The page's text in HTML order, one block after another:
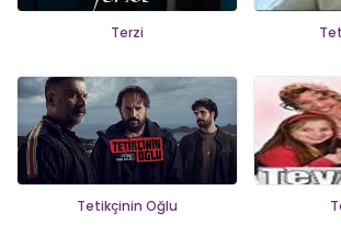
Terzi
Tetikçinin Oğlu